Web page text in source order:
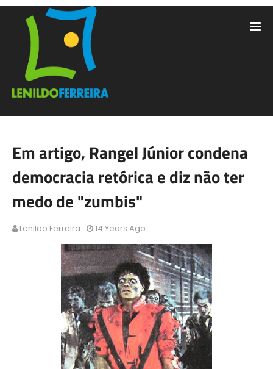
Em artigo, Rangel Júnior condena
democracia retórica e diz não ter
medo de "zumbis"
Lenildo Ferreira 14 Years Ago